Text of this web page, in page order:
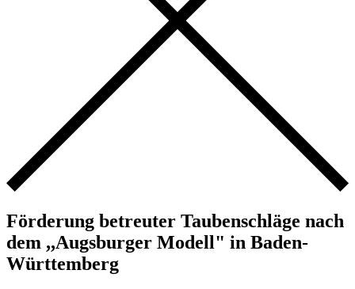
Förderung betreuter Taubenschläge nach
dem ,,Augsburger Modell" in Baden-
Württemberg